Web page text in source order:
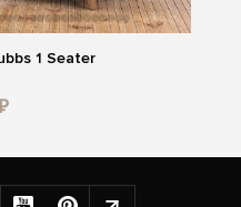
1 Seater